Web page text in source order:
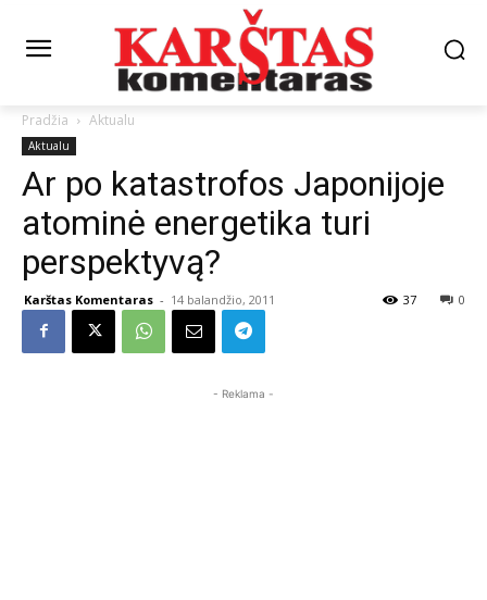
Pradžia Aktualu
Aktualu
Ar po katastrofos Japonijoje
atominė energetika turi
perspektyvą?
Karštas Komentaras - 14 balandžio, 2011 0
37
- Reklama -